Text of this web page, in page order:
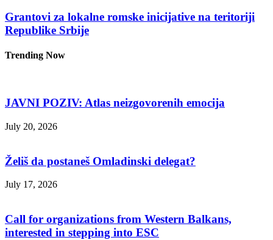
Grantovi za lokalne romske inicijative na teritoriji
Republike Srbije
Trending Now
JAVNI POZIV: Atlas neizgovorenih emocija
July 20, 2026
Želiš da postaneš Omladinski delegat?
July 17, 2026
Call for organizations from Western Balkans,
interested in stepping into ESC